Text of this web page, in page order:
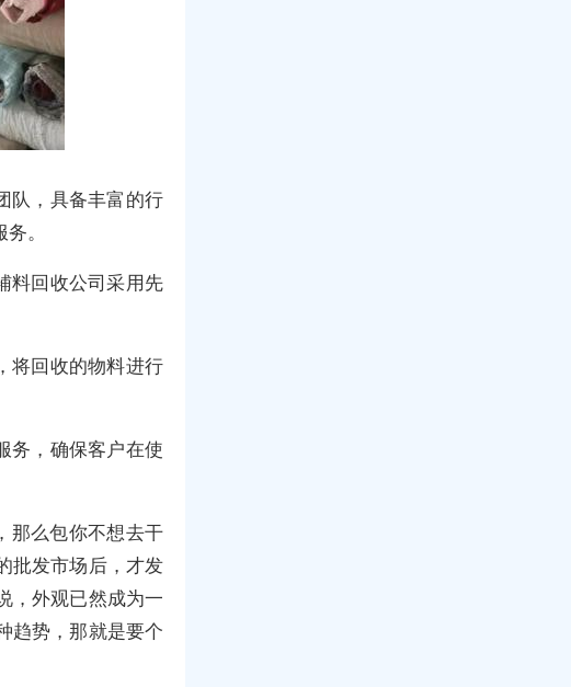
队，具备丰富的行
。
料回收公司采用先
将回收的物料进行
务，确保客户在使
那么包你不想去干
批发市场后，才发
，外观已然成为一
趋势，那就是要个